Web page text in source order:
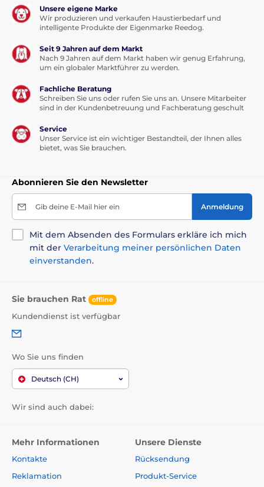
Unsere eigene Marke
Wir produzieren und verkaufen Haustierbedarf und
intelligente Produkte der Eigenmarke Reedog.
Seit 9 Jahren auf dem Markt
Nach 9 Jahren auf dem Markt haben wir genug Erfahrung,
um ein globaler Marktführer zu werden.
Fachliche Beratung
Schreiben Sie uns oder rufen Sie uns an. Unsere Mitarbeiter
sind in der Kundenbetreuung und Fachberatung geschult
Service
Unser Service ist ein wichtiger Bestandteil, der Ihnen alles
bietet, was Sie brauchen.
Abonnieren Sie den Newsletter
Gib deine E-Mail hier ein Anmeldung
Mit dem Absenden des Formulars erkläre ich mich
mit der Verarbeitung meiner persönlichen Daten
einverstanden.
Sie brauchen Rat offline
Kundendienst ist verfügbar
Wo Sie uns finden
Deutsch (CH)
Wir sind auch dabei:
Mehr Informationen
Kontakte
Reklamation
Unsere Dienste
Rücksendung
Produkt-Service